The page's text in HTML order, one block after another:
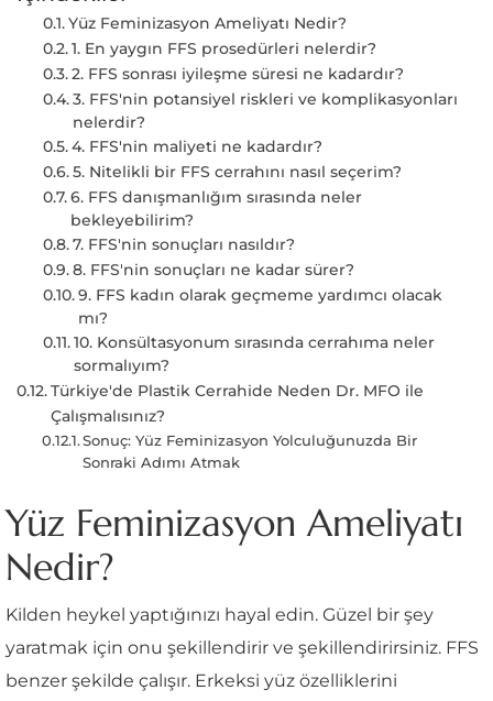
Yüz Feminizasyon Ameliyatı Nedir?
1. En yaygın FFS prosedürleri nelerdir?
2. FFS sonrası iyileşme süresi ne kadardır?
3. FFS'nin potansiyel riskleri ve komplikasyonları
nelerdir?
4. FFS'nin maliyeti ne kadardır?
5. Nitelikli bir FFS cerrahını nasıl seçerim?
6. FFS danışmanlığım sırasında neler
bekleyebilirim?
7. FFS'nin sonuçları nasıldır?
8. FFS'nin sonuçları ne kadar sürer?
9. FFS kadın olarak geçmeme yardımcı olacak
mı?
10. Konsültasyonum sırasında cerrahıma neler
sormalıyım?
Türkiye'de Plastik Cerrahide Neden Dr. MFO ile
Çalışmalısınız?
Sonuç: Yüz Feminizasyon Yolculuğunuzda Bir
Sonraki Adımı Atmak
Yüz Feminizasyon Ameliyatı
Nedir?
Kilden heykel yaptığınızı hayal edin. Güzel bir şey
yaratmak için onu şekillendirir ve şekillendirirsiniz. FFS
benzer şekilde çalışır. Erkeksi yüz özelliklerini